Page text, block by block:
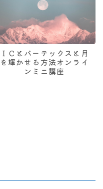
ＩＣとバーテックスと月
を輝かせる方法オンライ
ンミニ講座